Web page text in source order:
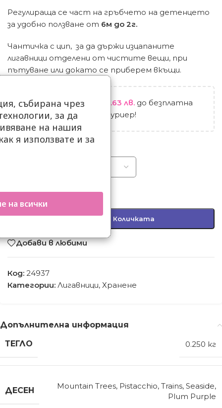
Регулираща се част на гръбчето на детенцето
за удобно ползване от 6м до 2г.
Чантичка с цип, за да държи изцапаните
лигавници отделени от чистите вещи, при
пътуване или докато се приберем вкъщи.
Остават99.00 / 193.63 лв. до безплатна
доставка до офис на куриер!
Добавяне В Количката
Добави в любими
Код: 24937
Категории: Лигавници, Хранене
Допълнителна информация
ТЕГЛО
0.250 кг
ДЕСЕН Mountain Trees, Pistacchio, Trains, Seaside,
Plum Purple
събирана чрез
за да
на нашия
я използвате и за
на всички